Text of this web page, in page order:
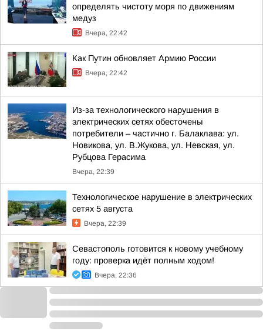
определять чистоту моря по движениям
медуз
Вчера, 22:42
Как Путин обновляет Армию России
Вчера, 22:42
Из-за технологического нарушения в
электрических сетях обесточены
потребители – частично г. Балаклава: ул.
Новикова, ул. В.Жукова, ул. Невская, ул.
Рубцова Герасима
Вчера, 22:39
Технологическое нарушение в электрических
сетях 5 августа
Вчера, 22:39
Севастополь готовится к новому учебному
году: проверка идёт полным ходом!
Вчера, 22:36